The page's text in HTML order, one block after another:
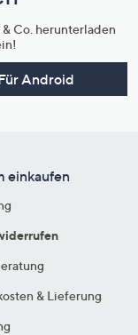
Co. herunterladen
Android
einkaufen
& Lieferung